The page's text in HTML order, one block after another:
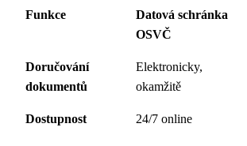
Funkce
Datová schránka
OSVČ
Doručování
dokumentů
Elektronicky,
okamžitě
Dostupnost 24/7 online